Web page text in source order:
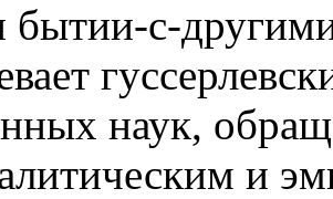
бытии-с-
наук,
и